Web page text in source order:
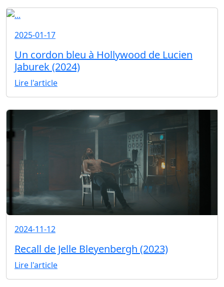
2025-01-17
Un cordon bleu à Hollywood de Lucien
Jaburek (2024)
Lire l'article
2024-11-12
Recall de Jelle Bleyenbergh (2023)
Lire l'article